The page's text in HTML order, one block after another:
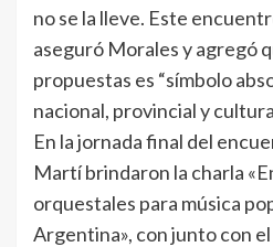
no se la lleve. Este
aseguró Morales y agregó
propuestas es “símbolo
nacional, provincial y
En la jornada final del
Martí brindaron la charla
orquestales para música
Argentina», con junto con